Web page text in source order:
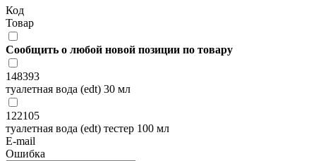
Код
Товар
Сообщить о любой новой позиции по товару
148393
туалетная вода (edt) 30 мл
122105
туалетная вода (edt) тестер 100 мл
E-mail
Ошибка